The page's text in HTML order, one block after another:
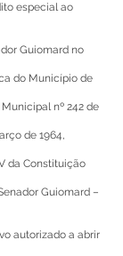
especial ao
Guiomard no
do Município de
nº 242 de
de 1964,
da Constituição
Guiomard –
autorizado a abrir